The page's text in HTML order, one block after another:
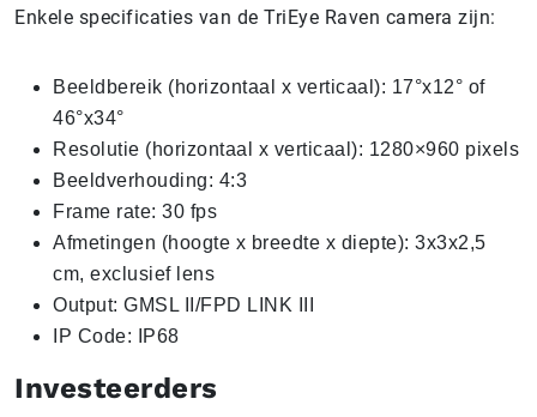
Enkele specificaties van de TriEye Raven camera zijn:
Beeldbereik (horizontaal x verticaal): 17°x12° of
46°x34°
Resolutie (horizontaal x verticaal): 1280×960 pixels
Beeldverhouding: 4:3
Frame rate: 30 fps
Afmetingen (hoogte x breedte x diepte): 3x3x2,5
cm, exclusief lens
Output: GMSL II/FPD LINK III
IP Code: IP68
Investeerders